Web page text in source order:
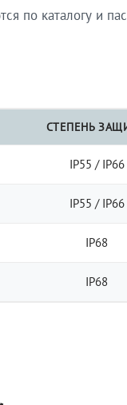
по каталогу и
СТЕПЕНЬ
IP55 / IP66
IP55 / IP66
IP68
IP68